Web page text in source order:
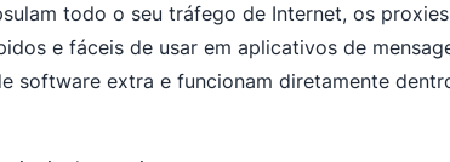
todo o seu tráfego de Internet, os
e fáceis de usar em aplicativos de
software extra e funcionam diretamente